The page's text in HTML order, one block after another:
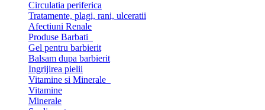
Circulatia periferica
Tratamente, plagi, rani, ulceratii
Afectiuni Renale
Produse Barbati
Gel pentru barbierit
Balsam dupa barbierit
Ingrijirea pielii
Vitamine si Minerale
Vitamine
Minerale